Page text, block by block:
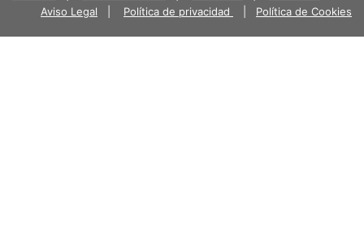
Aviso Legal
Política de privacidad Política de Cookies